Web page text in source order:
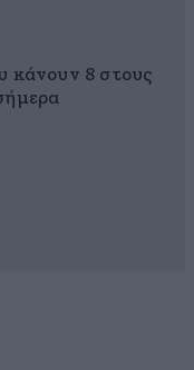
κάνουν 8 στους